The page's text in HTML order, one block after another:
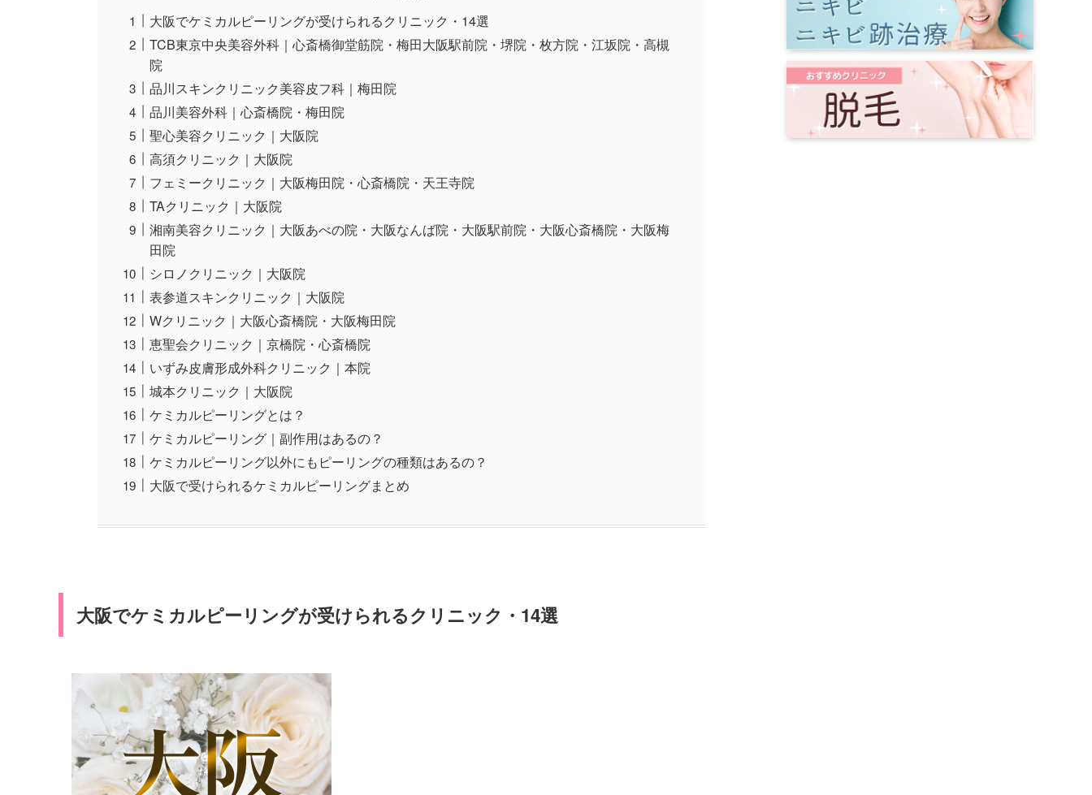
大阪でケミカルピーリングが受けられるクリニック・14選
TCB東京中央美容外科｜心斎橋御堂筋院・梅田大阪駅前院・堺院・枚方院・江坂院・高槻
院
品川スキンクリニック美容皮フ科｜梅田院
品川美容外科｜心斎橋院・梅田院
聖心美容クリニック｜大阪院
高須クリニック｜大阪院
フェミークリニック｜大阪梅田院・心斎橋院・天王寺院
TAクリニック｜大阪院
湘南美容クリニック｜大阪あべの院・大阪なんば院・大阪駅前院・大阪心斎橋院・大阪梅
田院
シロノクリニック｜大阪院
表参道スキンクリニック｜大阪院
Wクリニック｜大阪心斎橋院・大阪梅田院
恵聖会クリニック｜京橋院・心斎橋院
いずみ皮膚形成外科クリニック｜本院
城本クリニック｜大阪院
ケミカルピーリングとは？
ケミカルピーリング｜副作用はあるの？
ケミカルピーリング以外にもピーリングの種類はあるの？
大阪で受けられるケミカルピーリングまとめ
大阪でケミカルピーリングが受けられるクリニック・14選